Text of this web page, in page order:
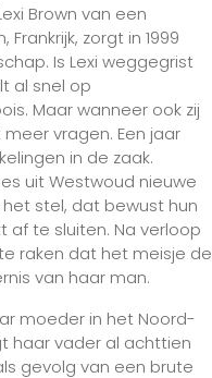
Brown van een
zorgt in 1999
Is Lexi weggegrist
al snel op
Maar wanneer ook zij
vragen. Een jaar
in de zaak.
uit Westwoud nieuwe
stel, dat bewust hun
af te sluiten. Na verloop
raken dat het meisje de
van haar man.
moeder in het Noord-
haar vader al achttien
gevolg van een brute